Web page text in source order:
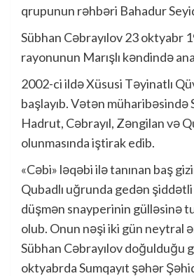
qrupunun rəhbəri Bahadur
Sübhan Cəbrayılov 23 oktyabr
rayonunun Marışlı kəndində
2002-ci ildə Xüsusi Təyinatlı
başlayıb. Vətən müharibəsində
Hadrut, Cəbrayıl, Zəngilan və
olunmasında iştirak edib.
«Cəbi» ləqəbi ilə tanınan baş
Qubadlı uğrunda gedən
düşmən snayperinin gülləsinə
olub. Onun nəşi iki gün neytral
Sübhan Cəbrayılov doğulduğu
oktyabrda Sumqayıt şəhər